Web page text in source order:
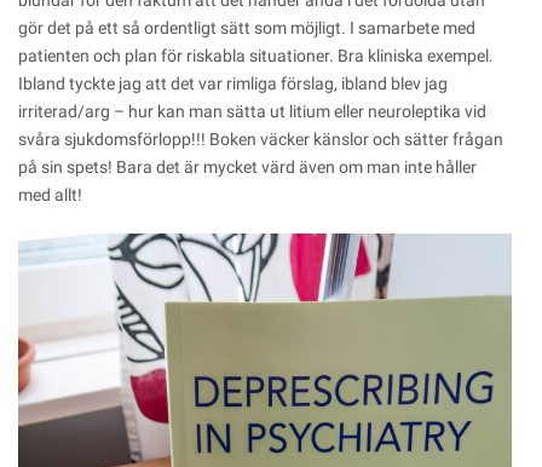
gör det på ett så ordentligt sätt som möjligt. I samarbete med
patienten och plan för riskabla situationer. Bra kliniska exempel.
Ibland tyckte jag att det var rimliga förslag, ibland blev jag
irriterad/arg – hur kan man sätta ut litium eller neuroleptika vid
svåra sjukdomsförlopp!!! Boken väcker känslor och sätter frågan
på sin spets! Bara det är mycket värd även om man inte håller
med allt!